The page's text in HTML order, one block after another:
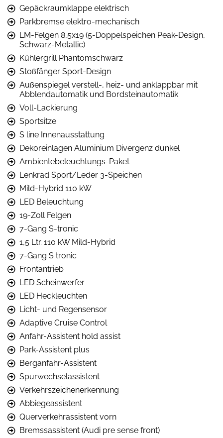
Gepäckraumklappe elektrisch
Parkbremse elektro-mechanisch
LM-Felgen 8,5x19 (5-Doppelspeichen Peak-Design,
Schwarz-Metallic)
Kühlergrill Phantomschwarz
Stoßfänger Sport-Design
Außenspiegel verstell-, heiz- und anklappbar mit
Abblendautomatik und Bordsteinautomatik
Voll-Lackierung
Sportsitze
S line Innenausstattung
Dekoreinlagen Aluminium Divergenz dunkel
Ambientebeleuchtungs-Paket
Lenkrad Sport/Leder 3-Speichen
Mild-Hybrid 110 kW
LED Beleuchtung
19-Zoll Felgen
7-Gang S-tronic
1,5 Ltr. 110 kW Mild-Hybrid
7-Gang S tronic
Frontantrieb
LED Scheinwerfer
LED Heckleuchten
Licht- und Regensensor
Adaptive Cruise Control
Anfahr-Assistent hold assist
Park-Assistent plus
Berganfahr-Assistent
Spurwechselassistent
Verkehrszeichenerkennung
Abbiegeassistent
Querverkehrassistent vorn
Bremssassistent (Audi pre sense front)